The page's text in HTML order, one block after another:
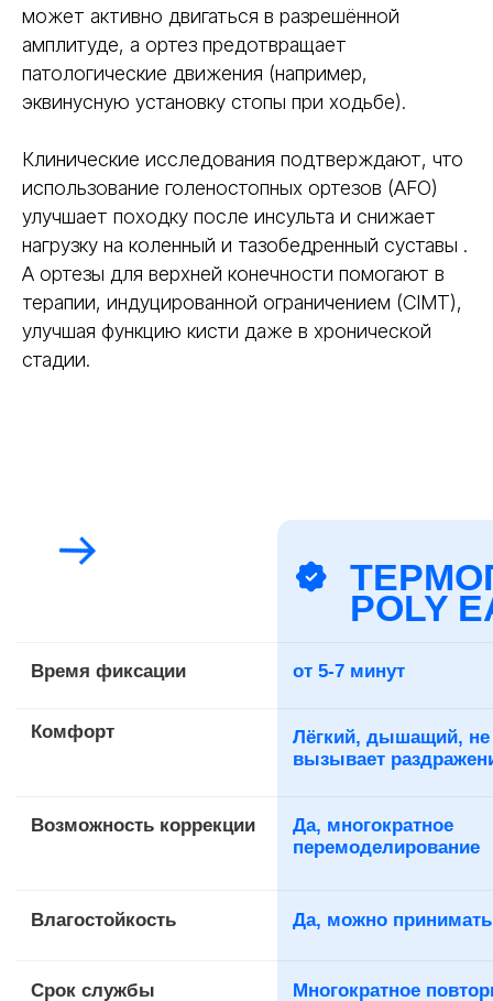
может активно двигаться в разрешённой
амплитуде, а ортез предотвращает
патологические движения (например,
эквинусную установку стопы при ходьбе).
Клинические исследования подтверждают, что
использование голеностопных ортезов (AFO)
улучшает походку после инсульта и снижает
нагрузку на коленный и тазобедренный суставы .
А ортезы для верхней конечности помогают в
терапии, индуцированной ограничением (CIMT),
улучшая функцию кисти даже в хронической
стадии.
Многократное повторное
использование до 3-5 раз